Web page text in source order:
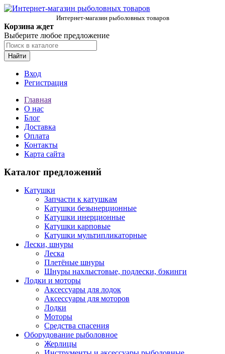
Интернет-магазин рыболовных товаров
Корзина ждет
Выберите любое предложение
Найти
Вход
Регистрация
Главная
О нас
Блог
Доставка
Оплата
Контакты
Карта сайта
Каталог предложений
Катушки
Запчасти к катушкам
Катушки безынерционные
Катушки инерционные
Катушки карповые
Катушки мультипликаторные
Лески, шнуры
Леска
Плетёные шнуры
Шнуры нахлыстовые, подлески, бэкинги
Лодки и моторы
Аксессуары для лодок
Аксессуары для моторов
Лодки
Моторы
Средства спасения
Оборудование рыболовное
Жерлицы